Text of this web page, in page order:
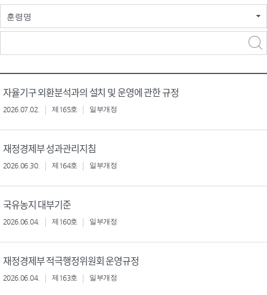
훈령명
자율기구 외환분석과의 설치 및 운영에 관한 규정
2026.07.02. 제165호 일부개정
재정경제부 성과관리지침
2026.06.30. 제164호 일부개정
국유농지 대부기준
2026.06.04. 제160호 일부개정
재정경제부 적극행정위원회 운영규정
2026.06.04. 제163호 일부개정